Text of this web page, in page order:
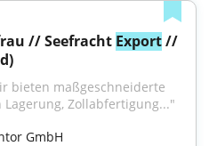
// Seefracht Export
bieten maßgeschneiderte
Zollabfertigung..."
GmbH